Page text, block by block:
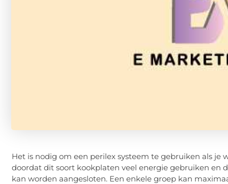
Het is nodig om een perilex systeem te gebruiken als
doordat dit soort kookplaten veel energie gebruiken en
kan worden aangesloten. Een enkele groep kan